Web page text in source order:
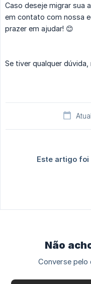
Caso deseje migrar sua
em contato com nossa
prazer em ajudar! 😊
Se tiver qualquer
Este artigo foi
Não
Converse pelo